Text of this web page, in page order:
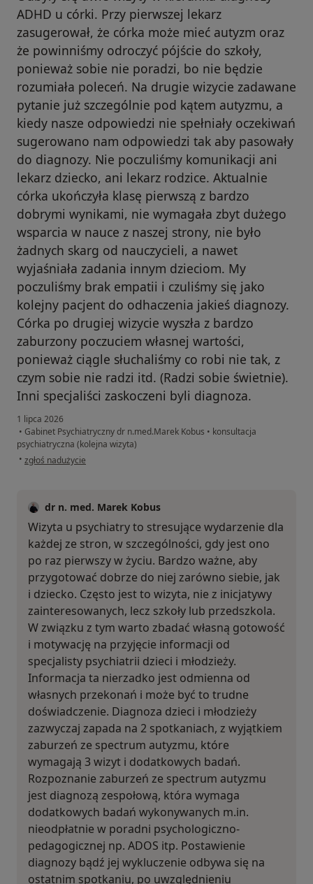
ADHD u córki. Przy pierwszej lekarz
zasugerował, że córka może mieć autyzm oraz
że powinniśmy odroczyć pójście do szkoły,
ponieważ sobie nie poradzi, bo nie będzie
rozumiała poleceń. Na drugie wizycie zadawane
pytanie już szczególnie pod kątem autyzmu, a
kiedy nasze odpowiedzi nie spełniały oczekiwań
sugerowano nam odpowiedzi tak aby pasowały
do diagnozy. Nie poczuliśmy komunikacji ani
lekarz dziecko, ani lekarz rodzice. Aktualnie
córka ukończyła klasę pierwszą z bardzo
dobrymi wynikami, nie wymagała zbyt dużego
wsparcia w nauce z naszej strony, nie było
żadnych skarg od nauczycieli, a nawet
wyjaśniała zadania innym dzieciom. My
poczuliśmy brak empatii i czuliśmy się jako
kolejny pacjent do odhaczenia jakieś diagnozy.
Córka po drugiej wizycie wyszła z bardzo
zaburzony poczuciem własnej wartości,
ponieważ ciągle słuchaliśmy co robi nie tak, z
czym sobie nie radzi itd. (Radzi sobie świetnie).
Inni specjaliści zaskoczeni byli diagnoza.
1 lipca 2026
• Gabinet Psychiatryczny dr n.med.Marek Kobus • konsultacja
psychiatryczna (kolejna wizyta)
• w opinii użytkownika MK
zgłoś nadużycie
dr n. med. Marek Kobus
Wizyta u psychiatry to stresujące wydarzenie dla
każdej ze stron, w szczególności, gdy jest ono
po raz pierwszy w życiu. Bardzo ważne, aby
przygotować dobrze do niej zarówno siebie, jak
i dziecko. Często jest to wizyta, nie z inicjatywy
zainteresowanych, lecz szkoły lub przedszkola.
W związku z tym warto zbadać własną gotowość
i motywację na przyjęcie informacji od
specjalisty psychiatrii dzieci i młodzieży.
Informacja ta nierzadko jest odmienna od
własnych przekonań i może być to trudne
doświadczenie. Diagnoza dzieci i młodzieży
zazwyczaj zapada na 2 spotkaniach, z wyjątkiem
zaburzeń ze spectrum autyzmu, które
wymagają 3 wizyt i dodatkowych badań.
Rozpoznanie zaburzeń ze spectrum autyzmu
jest diagnozą zespołową, która wymaga
dodatkowych badań wykonywanych m.in.
nieodpłatnie w poradni psychologiczno-
pedagogicznej np. ADOS itp. Postawienie
diagnozy bądź jej wykluczenie odbywa się na
ostatnim spotkaniu, po uwzględnieniu